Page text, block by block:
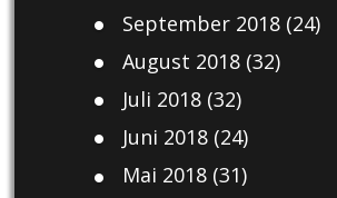
September 2018(24)
August 2018(32)
Juli 2018(32)
Juni 2018(24)
Mai 2018(31)